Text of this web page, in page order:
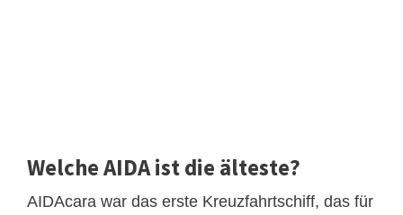
Welche AIDA ist die älteste?
AIDAcara war das erste Kreuzfahrtschiff, das für